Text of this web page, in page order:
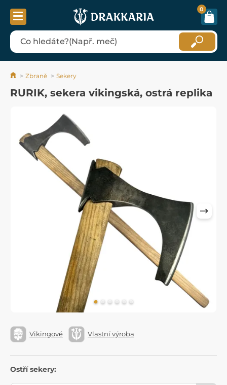
0
Zbraně Sekery
RURIK, sekera vikingská, ostrá replika
Vikingové Vlastní výroba
Ostří sekery: